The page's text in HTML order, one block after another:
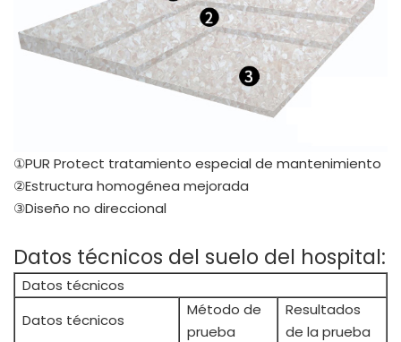
①PUR Protect tratamiento especial de mantenimiento
②Estructura homogénea mejorada
③Diseño no direccional
Datos técnicos del suelo del hospital:
Datos técnicos
Datos técnicos
Método de
prueba
Resultados
de la prueba